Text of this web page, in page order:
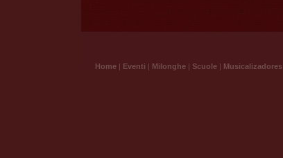
Home | Eventi | Milonghe | Scuole | Musicalizadores